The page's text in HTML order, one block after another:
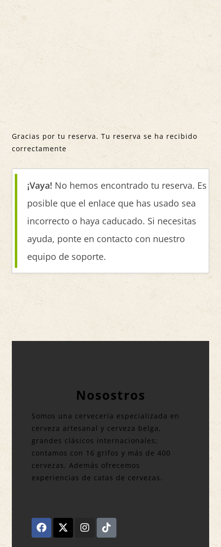
Gracias por tu reserva. Tu reserva se ha recibido
correctamente
¡Vaya! No hemos encontrado tu reserva. Es
posible que el enlace que has usado sea
incorrecto o haya caducado. Si necesitas
ayuda, ponte en contacto con nuestro
equipo de soporte.
Nosostros
Somos una cervecería especializada en
cerveza artesanal y cerveza belga,
grandes clásicos internacionales;
contamos con 16 grifos y más de 400
cervezas. Además ofrecemos
experiencias de catas de cervezas.